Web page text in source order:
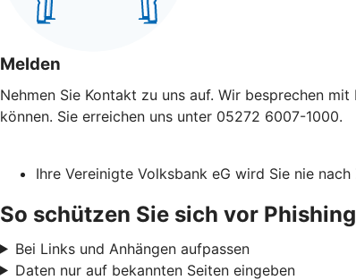
Melden
Nehmen Sie Kontakt zu uns auf. Wir besprechen
können. Sie erreichen uns unter 05272 6007-1000.
Ihre Vereinigte Volksbank eG wird Sie nie
So schützen Sie sich vor
Bei Links und Anhängen aufpassen
Daten nur auf bekannten Seiten eingeben